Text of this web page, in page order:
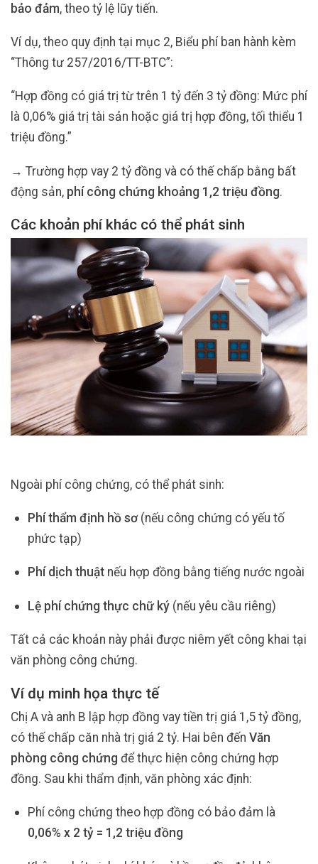
bảo đảm, theo tỷ lệ lũy tiến.
Ví dụ, theo quy định tại mục 2, Biểu phí ban hành kèm
“Thông tư 257/2016/TT-BTC”:
“Hợp đồng có giá trị từ trên 1 tỷ đến 3 tỷ đồng: Mức phí
là 0,06% giá trị tài sản hoặc giá trị hợp đồng, tối thiểu 1
triệu đồng.”
→ Trường hợp vay 2 tỷ đồng và có thế chấp bằng bất
động sản, phí công chứng khoảng 1,2 triệu đồng.
Các khoản phí khác có thể phát sinh
Ngoài phí công chứng, có thể phát sinh:
Phí thẩm định hồ sơ(nếu công chứng có yếu tố
phức tạp)
Phí dịch thuậtnếu hợp đồng bằng tiếng nước ngoài
Lệ phí chứng thực chữ ký(nếu yêu cầu riêng)
Tất cả các khoản này phải được niêm yết công khai tại
văn phòng công chứng.
Ví dụ minh họa thực tế
Chị A và anh B lập hợp đồng vay tiền trị giá 1,5 tỷ đồng,
có thế chấp căn nhà trị giá 2 tỷ. Hai bên đến Văn
phòng công chứng để thực hiện công chứng hợp
đồng. Sau khi thẩm định, văn phòng xác định:
Phí công chứng theo hợp đồng có bảo đảm là
0,06% x 2 tỷ = 1,2 triệu đồng